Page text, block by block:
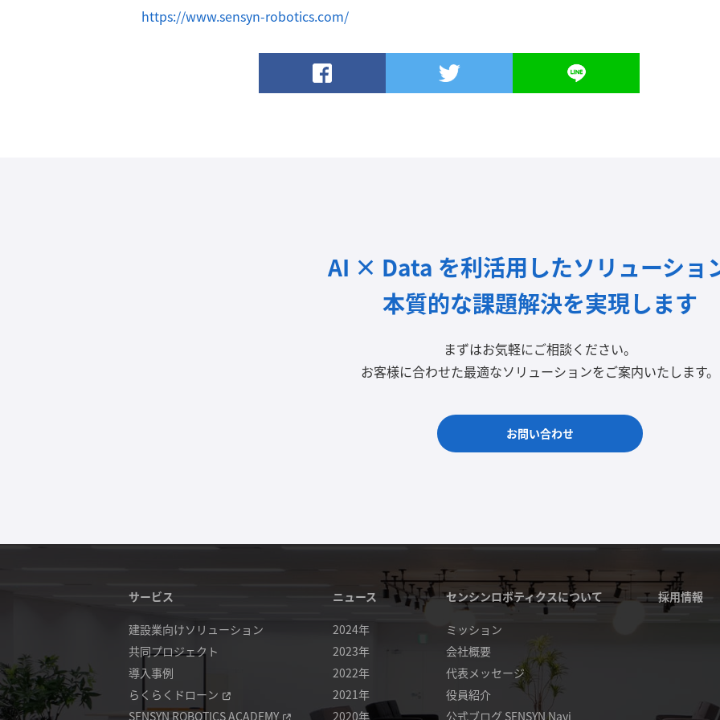
https://www.sensyn-robotics.com/
AI × Data を利活用したソリューショ
本質的な課題解決を実現します
まずはお気軽にご相談ください。
お客様に合わせた最適なソリューションをご案内いたします。
お問い合わせ
サービス
建設業向けソリューション
共同プロジェクト
導入事例
らくらくドローン
SENSYN ROBOTICS ACADEMY
ニュース
2024年
2023年
2022年
2021年
2020年
センシンロボティクスについて
ミッション
会社概要
代表メッセージ
役員紹介
公式ブログ SENSYN Navi
採用情報